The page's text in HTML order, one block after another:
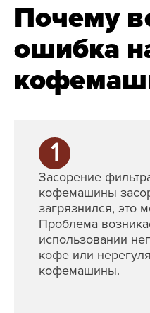
Почему
ошибка
1
Засорение
кофемашины
загрязнился, это
Проблема
использовании
кофе или
кофемашины.